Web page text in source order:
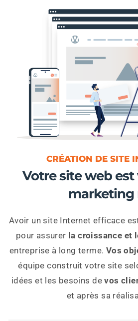
CRÉATION DE SITE
Votre site web
marketing
Avoir un site Internet efficace
pour assurer la croissance et
entreprise à long terme. Vos
équipe construit votre site
idées et les besoins devos
et après sa